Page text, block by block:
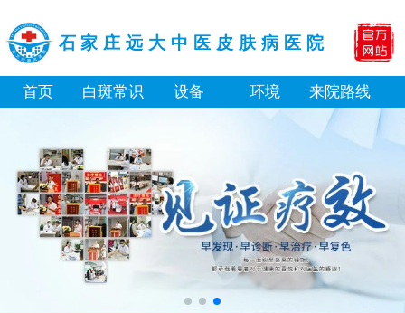
石家庄远大中医皮肤病医院
首页 白斑常识 设备 环境 来院路线
石家庄远大中医皮肤病医院看白斑好吗